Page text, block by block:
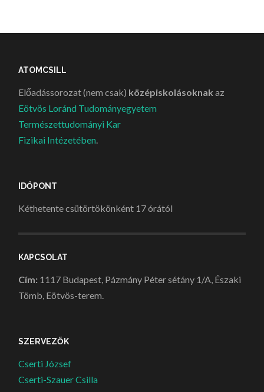
ATOMCSILL
Előadássorozat (nem csak) középiskolásoknak az
Eötvös Loránd Tudományegyetem
Természettudományi Kar
Fizikai Intézetében.
IDŐPONT
Kéthetente csütörtökönként 17 órától
KAPCSOLAT
Cím: 1117 Budapest, Pázmány Péter sétány 1/A, Északi
Tömb, Eötvös-terem.
SZERVEZŐK
Cserti József
Cserti-Szauer Csilla